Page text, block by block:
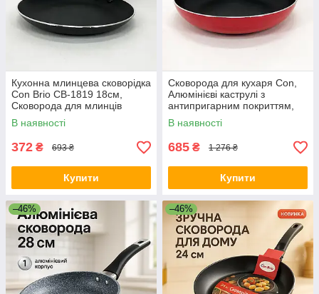
Кухонна млинцева сковорідка
Con Brio СВ-1819 18см,
Сковорода для млинців
антипригарна AE-46
В наявності
372 ₴ 693 ₴
Купити
Сковорода для кухаря Con,
Алюмінієві каструлі з
антипригарним покриттям,
Якісна сковорода для
смаження JM-79
В наявності
685 ₴ 1 276 ₴
Купити
–46% –46%